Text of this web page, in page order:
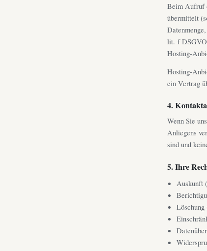
Beim Aufruf
übermittelt
lit. f DSGVO
Hosting-
Hosting-
ein Vertrag
4.
Wenn Sie
Anliegens
sind und
5. Ihre
Auskunft